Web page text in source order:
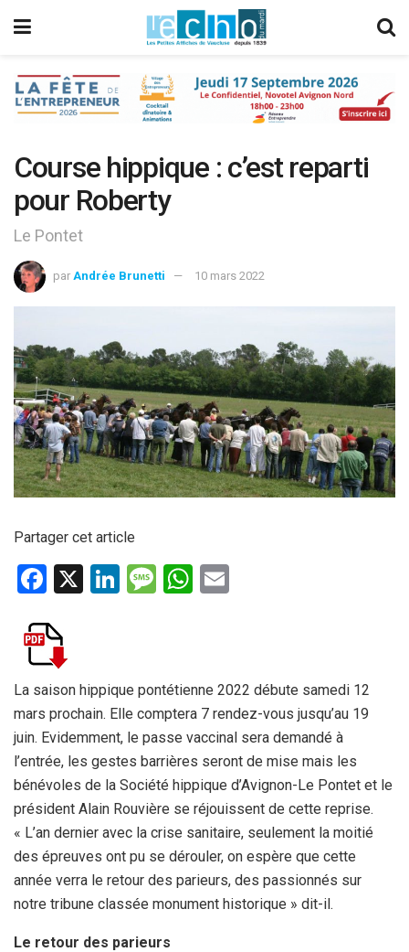
Course hippique : c’est reparti
pour Roberty
Le Pontet
par Andrée Brunetti 10 mars 2022
Partager cet article
F
ce
b
o
o
k
X
Li
n
M
g
e
W
A
p
p
La saison hippique pontétienne 2022 débute samedi 12
mars prochain. Elle comptera 7 rendez-vous jusqu’au 19
juin. Evidemment, le passe vaccinal sera demandé à
l’entrée, les gestes barrières seront de mise mais les
bénévoles de la Société hippique d’Avignon-Le Pontet et le
président Alain Rouvière se réjouissent de cette reprise.
« L’an dernier avec la crise sanitaire, seulement la moitié
des épreuves ont pu se dérouler, on espère que cette
année verra le retour des parieurs, des passionnés sur
notre tribune classée monument historique » dit-il.
Le retour des parieurs